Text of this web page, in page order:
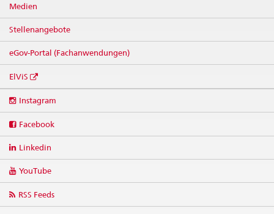
Medien
Stellenangebote
eGov-Portal (Fachanwendungen)
ElViS
media
Instagram
Facebook
Linkedin
YouTube
RSS Feeds